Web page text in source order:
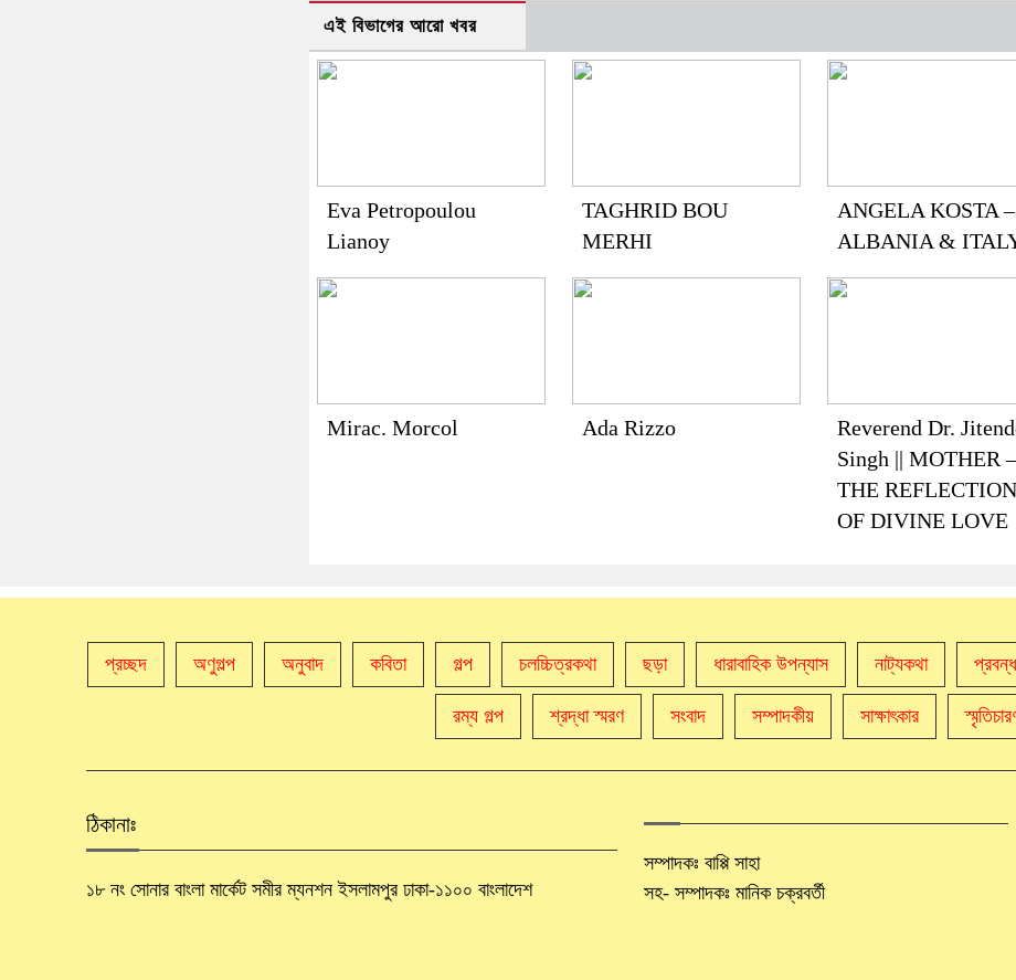
এই বিভাগের আরো খবর
Eva Petropoulou
Lianoy
TAGHRID BOU
MERHI
ANGELA KOSTA –
ALBANIA &
Mirac. Morcol Ada Rizzo
Reverend Dr.
Singh || MOTHER
THE REFLECTION
OF DIVINE LOVE
প্রচ্ছদ অণুগল্প অনুবাদ কবিতা গল্প চলচ্চিত্রকথা ছড়া ধারাবাহিক উপন্যাস নাট্যকথা প্রবন্ধ
রম্য গল্প শ্রদ্ধা স্মরণ সংবাদ সম্পাদকীয় সাক্ষাৎকার
ঠিকানাঃ
১৮ নং সোনার বাংলা মার্কেট সমীর ম্যনশন ইসলামপুর ঢাকা-১১০০ বাংলাদেশ
সম্পাদকঃ বাপ্পি সাহা
সহ- সম্পাদকঃ মানিক চক্রবর্তী